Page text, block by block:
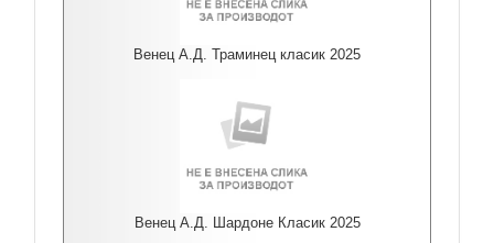
Венец А.Д. Траминец класик 2025
Венец А.Д. Шардоне Класик 2025